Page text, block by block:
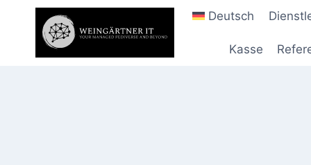
springen
Deutsch
Kasse